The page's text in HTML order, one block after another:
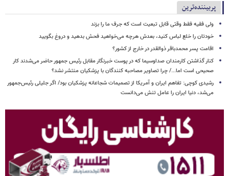
پربیننده‌ترین
ولی فقیه فقط وقتی قابل تبعیت است که جرف ما را بزند
خودتان را خلع لباس کنید، بعدش هرچه می‌خواهید فحش بدهید و دروغ بگویید
اقامت پسر محمدباقر ذوالقدر در خارج از کشور؟
کنار گذاشتن کارمندان صداوسیما که در پوست خبرنگار مقابل رئیس جمهور حاضر می‌شدند کار
صحیحی است اما.../ چرا تصاویر مصاحبه کنندگان با پزشکیان منتشر نشد؟
رشیدی کوچی: تفاهم ایران و آمریکا از تصمیمات شجاعانه پزشکیان بود/ اگر جلیلی رئیس‌جمهور
می‌شد، دنیا ایران را عامل تنش می‌دانست